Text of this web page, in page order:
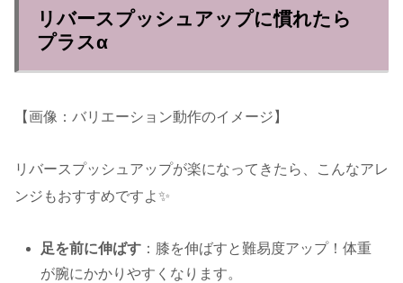
リバースプッシュアップに慣れたら
プラスα
【画像：バリエーション動作のイメージ】
リバースプッシュアップが楽になってきたら、こんなアレ
ンジもおすすめですよ✨
足を前に伸ばす ：膝を伸ばすと難易度アップ！体重
が腕にかかりやすくなります。